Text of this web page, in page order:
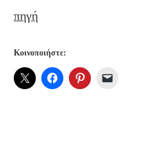
πηγή
Κοινοποιήστε: